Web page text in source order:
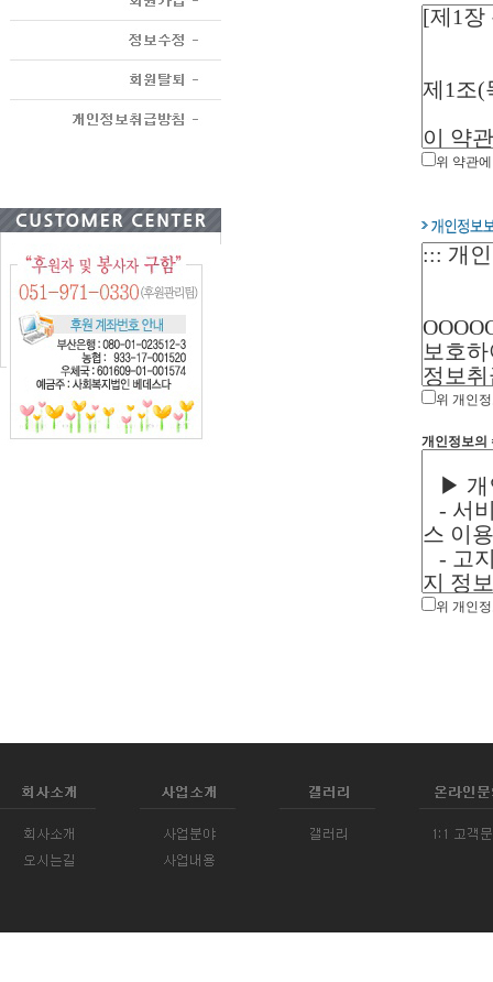
위 약관
위 개인
개인정보의
위 개인